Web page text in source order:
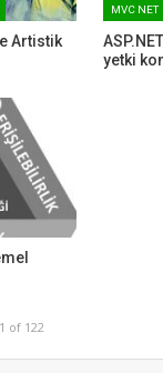
Artistik
MVC NET
yetki
1 of 122